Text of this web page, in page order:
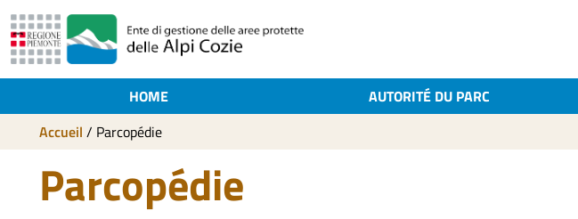
HOME AUTORITÉ DU PARC
Accueil / Parcopédie
Parcopédie